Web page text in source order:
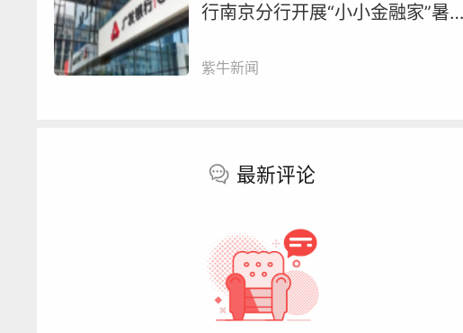
技术基础设施的公司。美光的变化是这一趋势最典型
缩影。过去12个月时间里，美光市值增长超8倍。
AI的出现，正在改变这一逻辑。随着大模型训练规模
断扩大，HBM（高带宽存储）已经成为AI服务器中
可或缺的关键部件。GPU性能越强，对HBM的需求
越高，而训练模型所需的数据吞吐量，也正在推
行南京分行开展“小小金融家”暑
紫牛新闻
最新评论